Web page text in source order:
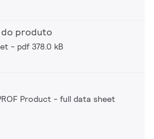
do produto
pdf 378.0 kB
Product - full data sheet